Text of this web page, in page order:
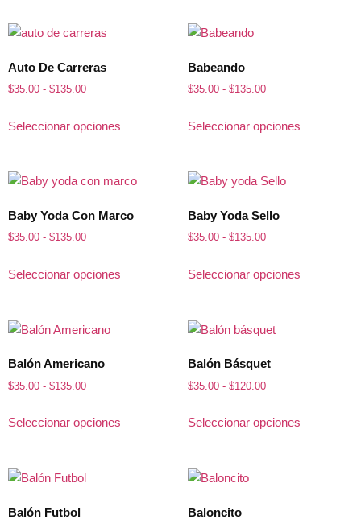
Auto De Carreras
$35.00 - $135.00
Seleccionar opciones
Babeando
$35.00 - $135.00
Seleccionar opciones
Baby Yoda Con Marco
$35.00 - $135.00
Seleccionar opciones
Baby Yoda Sello
$35.00 - $135.00
Seleccionar opciones
Balón Americano
$35.00 - $135.00
Seleccionar opciones
Balón Básquet
$35.00 - $120.00
Seleccionar opciones
Balón Futbol Baloncito